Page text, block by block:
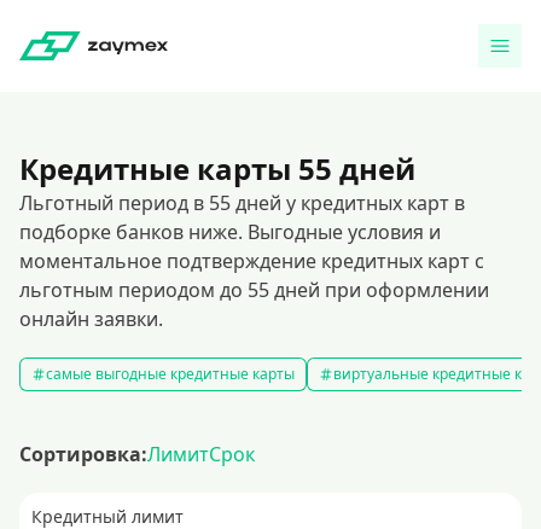
Кредитные карты 55 дней
Льготный период в 55 дней у кредитных карт в
подборке банков ниже. Выгодные условия и
моментальное подтверждение кредитных карт с
льготным периодом до 55 дней при оформлении
онлайн заявки.
самые выгодные кредитные карты виртуальные кредитные
Сортировка:ЛимитСрок
Кредитный лимит